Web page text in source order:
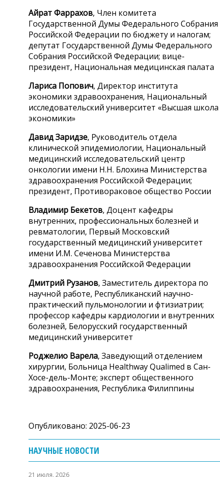
Айрат Фаррахов, Член комитета
Государственной Думы Федерального Собрания
Российской Федерации по бюджету и налогам;
депутат Государственной Думы Федерального
Собрания Российской Федерации; вице-
президент, Национальная медицинская палата
Лариса Попович, Директор института
экономики здравоохранения, Национальный
исследовательский университет «Высшая школа
экономики»
Давид Заридзе, Руководитель отдела
клинической эпидемиологии, Национальный
медицинский исследовательский центр
онкологии имени Н.Н. Блохина Министерства
здравоохранения Российской Федерации;
президент, Противораковое общество России
Владимир Бекетов, Доцент кафедры
внутренних, профессиональных болезней и
ревматологии, Первый Московский
государственный медицинский университет
имени И.М. Сеченова Министерства
здравоохранения Российской Федерации
Дмитрий Рузанов, Заместитель директора по
научной работе, Республиканский научно-
практический пульмонологии и фтизиатрии;
профессор кафедры кардиологии и внутренних
болезней, Белорусский государственный
медицинский университет
Роджелио Варела, Заведующий отделением
хирургии, Больница Healthway Qualimed в Сан-
Хосе-дель-Монте; эксперт общественного
здравоохранения, Республика Филиппины
Опубликовано: 2025-06-23
НАУЧНЫЕ НОВОСТИ
21 июля, 2026